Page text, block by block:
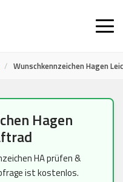
/ Wunschkennzeichen Hagen
Hagen
HA prüfen &
ist kostenlos.